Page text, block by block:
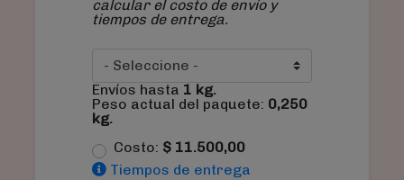
calcular el costo de envío y
tiempos de entrega.
Envíos hasta 1 kg.
Peso actual del paquete: 0,250
kg.
Costo: $ 11.500,00
Tiempos de entrega